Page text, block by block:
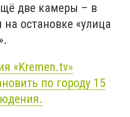
две камеры – в
остановке «улица
«Kremen.tv»
по городу 15